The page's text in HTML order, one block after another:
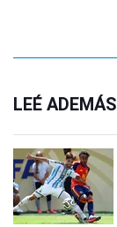
LEÉ ADEMÁS